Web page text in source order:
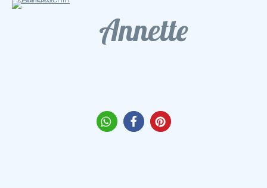
Annette